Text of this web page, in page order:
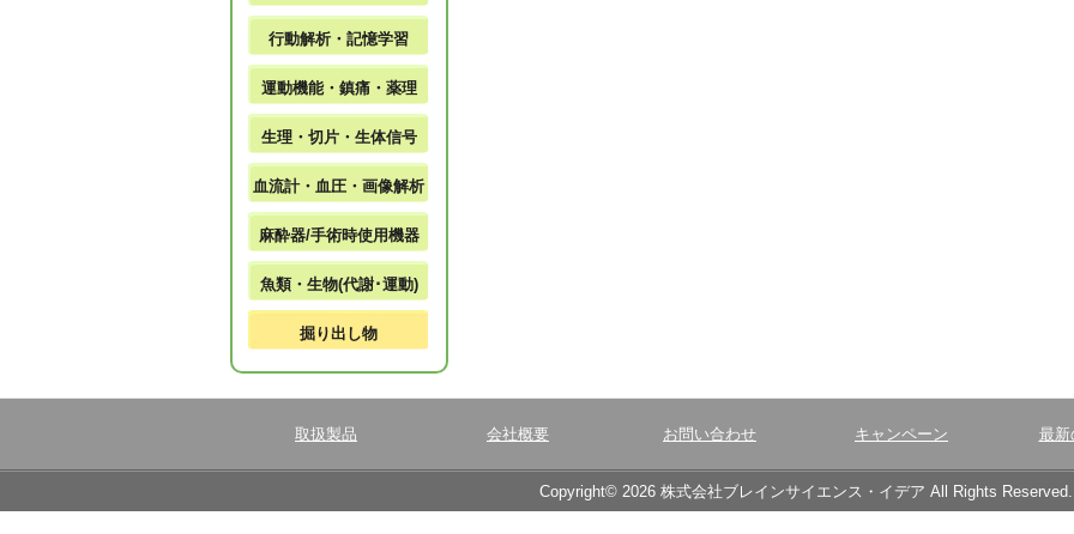
行動解析・記憶学習
運動機能・鎮痛・薬理
生理・切片・生体信号
血流計・血圧・画像解析
麻酔器/手術時使用機器
魚類・生物(代謝･運動)
掘り出し物
取扱製品 会社概要 お問い合わせ キャンペーン 最新
Copyright© 2026 株式会社ブレインサイエンス・イデア All Rights Reserved.